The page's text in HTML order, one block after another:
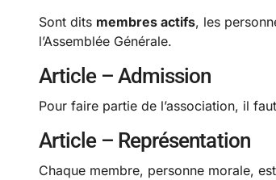
Sont dits membres actifs, les
l’Assemblée Générale.
Article – Admission
Pour faire partie de l’association, il
Article – Représentation
Chaque membre, personne morale,